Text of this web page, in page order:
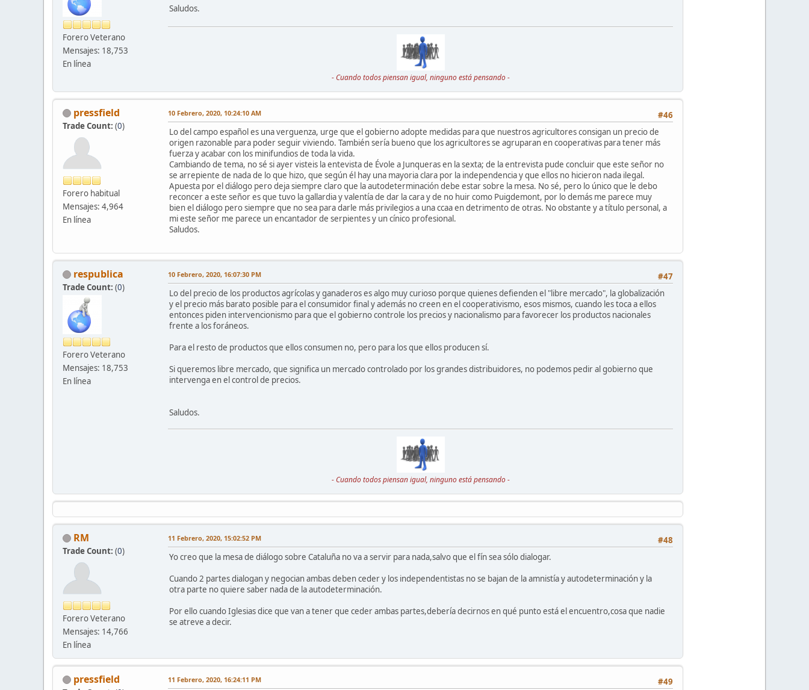
Forero Veterano
Mensajes: 18,753
En línea
Saludos.
- Cuando todos piensan igual, ninguno está pensando -
pressfield
Trade Count: (0)
Forero habitual
Mensajes: 4,964
En línea
#46
10 Febrero, 2020, 10:24:10 AM
Lo del campo español es una verguenza, urge que el gobierno adopte medidas para que nuestros agricultores consigan un precio de
origen razonable para poder seguir viviendo. También sería bueno que los agricultores se agruparan en cooperativas para tener más
fuerza y acabar con los minifundios de toda la vida.
Cambiando de tema, no sé si ayer visteis la entevista de Évole a Junqueras en la sexta; de la entrevista pude concluir que este señor no
se arrepiente de nada de lo que hizo, que según él hay una mayoria clara por la independencia y que ellos no hicieron nada ilegal.
Apuesta por el diálogo pero deja siempre claro que la autodeterminación debe estar sobre la mesa. No sé, pero lo único que le debo
reconcer a este señor es que tuvo la gallardia y valentía de dar la cara y de no huir como Puigdemont, por lo demás me parece muy
bien el diálogo pero siempre que no sea para darle más privilegios a una ccaa en detrimento de otras. No obstante y a título personal, a
mi este señor me parece un encantador de serpientes y un cínico profesional.
Saludos.
respublica
Trade Count: (0)
Forero Veterano
Mensajes: 18,753
En línea
#47
10 Febrero, 2020, 16:07:30 PM
Lo del precio de los productos agrícolas y ganaderos es algo muy curioso porque quienes defienden el "libre mercado", la globalización
y el precio más barato posible para el consumidor final y además no creen en el cooperativismo, esos mismos, cuando les toca a ellos
entonces piden intervencionismo para que el gobierno controle los precios y nacionalismo para favorecer los productos nacionales
frente a los foráneos.
Para el resto de productos que ellos consumen no, pero para los que ellos producen sí.
Si queremos libre mercado, que significa un mercado controlado por los grandes distribuidores, no podemos pedir al gobierno que
intervenga en el control de precios.
Saludos.
- Cuando todos piensan igual, ninguno está pensando -
RM
Trade Count: (0)
Forero Veterano
Mensajes: 14,766
En línea
#48
11 Febrero, 2020, 15:02:52 PM
Yo creo que la mesa de diálogo sobre Cataluña no va a servir para nada,salvo que el fín sea sólo dialogar.
Cuando 2 partes dialogan y negocian ambas deben ceder y los independentistas no se bajan de la amnistía y autodeterminación y la
otra parte no quiere saber nada de la autodeterminación.
Por ello cuando Iglesias dice que van a tener que ceder ambas partes,debería decirnos en qué punto está el encuentro,cosa que nadie
se atreve a decir.
pressfield #49
11 Febrero, 2020, 16:24:11 PM